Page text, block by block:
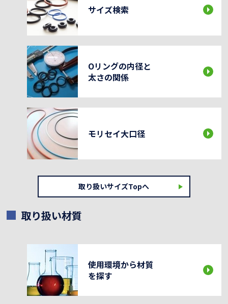
サイズ検索
Oリングの内径と
太さの関係
モリセイ大口径
取り扱いサイズTopへ
取り扱い材質
使用環境から材質
を探す